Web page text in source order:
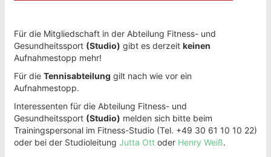
Für die Mitgliedschaft in der Abteilung Fitness- und
Gesundheitssport (Studio) gibt es derzeit keinen
Aufnahmestopp mehr!
Für die Tennisabteilung gilt nach wie vor ein
Aufnahmestopp.
Interessenten für die Abteilung Fitness- und
Gesundheitssport (Studio) melden sich bitte beim
Trainingspersonal im Fitness-Studio (Tel. +49 30 61 10 10 22)
oder bei der Studioleitung Jutta Ott oder Henry Weiß.